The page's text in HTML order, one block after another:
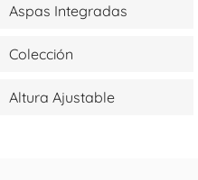
Aspas Integradas
Colección
Altura Ajustable